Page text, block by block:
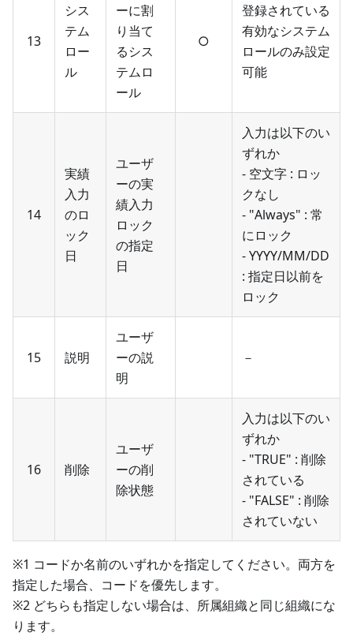
13
シス
テム
ロー
ル
ーに割
り当て
るシス
テムロ
ール
○
登録されている
有効なシステム
ロールのみ設定
可能
14
実績
入力
のロ
ック
日
ユーザ
ーの実
績入力
ロック
の指定
日
入力は以下のい
ずれか
- 空文字 : ロッ
クなし
- "Always" : 常
にロック
- YYYY/MM/DD
: 指定日以前を
ロック
15 説明
ユーザ
ーの説
明
－
16 削除
ユーザ
ーの削
除状態
入力は以下のい
ずれか
- "TRUE" : 削除
されている
- "FALSE" : 削除
されていない
※1 コードか名前のいずれかを指定してください。両方を
指定した場合、コードを優先します。
※2 どちらも指定しない場合は、所属組織と同じ組織にな
ります。